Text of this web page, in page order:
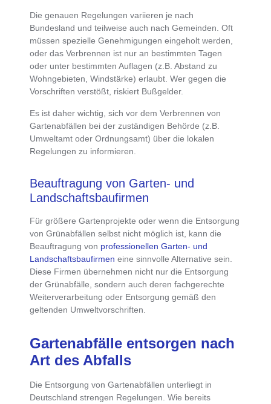
Diegenauen Regelungen variieren je nach
Bundesland und teilweise auch nach Gemeinden. Oft
müssen spezielle Genehmigungen eingeholt werden,
oder das Verbrennen ist nur an bestimmten Tagen
oder unter bestimmten Auflagen (z.B. Abstand zu
Wohngebieten, Windstärke) erlaubt. Wer gegen die
Vorschriften verstößt, riskiert Bußgelder.
Es ist daher wichtig, sich vor dem Verbrennen von
Gartenabfällen bei der zuständigen Behörde (z.B.
Umweltamt oder Ordnungsamt) über die lokalen
Regelungen zu informieren.
Beauftragung von Garten- und
Landschaftsbaufirmen
Für größere Gartenprojekte oder wenn die Entsorgung
von Grünabfällen selbst nicht möglich ist, kann die
Beauftragung von professionellen Garten- und
Landschaftsbaufirmen eine sinnvolle Alternative sein.
Diese Firmen übernehmen nicht nur die Entsorgung
der Grünabfälle , sondern auch deren fachgerechte
Weiterverarbeitung oder Entsorgung gemäß den
geltenden Umweltvorschriften.
Gartenabfälle entsorgen nach
Art des Abfalls
Die Entsorgung von Gartenabfällen unterliegt in
Deutschland strengen Regelungen . Wie bereits